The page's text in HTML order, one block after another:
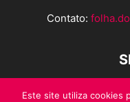
Contato:
Este site utiliza cookies